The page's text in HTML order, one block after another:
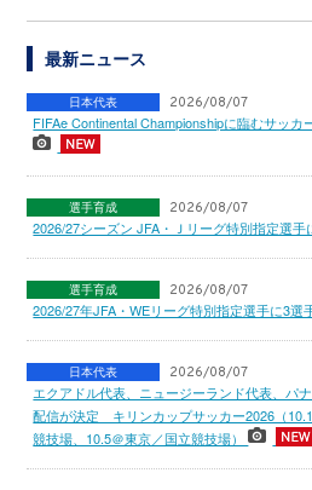
最新ニュース
日本代表 2026/08/07
FIFAe Continental Championshipに臨むサッカ
選手育成 2026/08/07
2026/27シーズン JFA・Ｊリーグ特別指定選
選手育成 2026/08/07
2026/27年JFA・WEリーグ特別指定選手に3選
日本代表 2026/08/07
エクアドル代表、ニュージーランド代表、パ
配信が決定 キリンカップサッカー2026（
競技場、10.5＠東京／国立競技場）